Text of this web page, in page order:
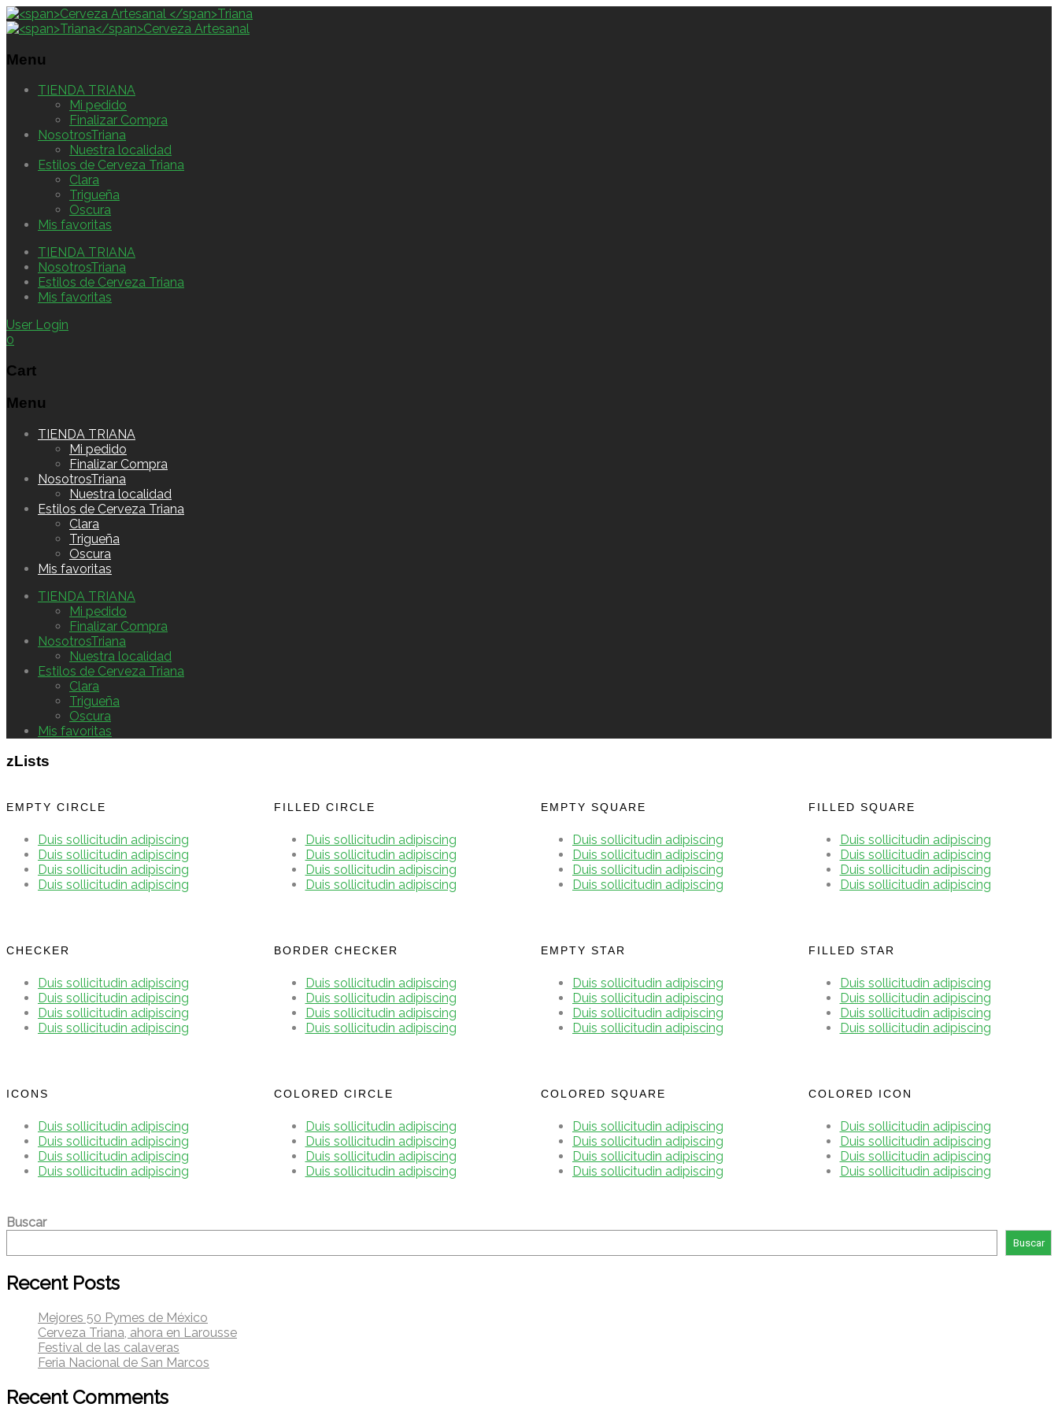
Menu
TIENDA TRIANA
Mi pedido
Finalizar Compra
NosotrosTriana
Nuestra localidad
Estilos de Cerveza Triana
Clara
Trigueña
Oscura
Mis favoritas
TIENDA TRIANA
NosotrosTriana
Estilos de Cerveza Triana
Mis favoritas
User Login
0
Cart
Menu
Skip
TIENDA TRIANA
Mi pedido
Finalizar Compra
NosotrosTriana
Nuestra localidad
Estilos de Cerveza Triana
Clara
Trigueña
Oscura
Mis favoritas
TIENDA TRIANA
Mi pedido
Finalizar Compra
NosotrosTriana
Nuestra localidad
Estilos de Cerveza Triana
Clara
Trigueña
Oscura
Mis favoritas
zLists
EMPTY CIRCLE
Duis sollicitudin adipiscing
Duis sollicitudin adipiscing
Duis sollicitudin adipiscing
Duis sollicitudin adipiscing
FILLED CIRCLE
Duis sollicitudin adipiscing
Duis sollicitudin adipiscing
Duis sollicitudin adipiscing
Duis sollicitudin adipiscing
EMPTY SQUARE
Duis sollicitudin adipiscing
Duis sollicitudin adipiscing
Duis sollicitudin adipiscing
Duis sollicitudin adipiscing
FILLED SQUARE
Duis sollicitudin adipiscing
Duis sollicitudin adipiscing
Duis sollicitudin adipiscing
Duis sollicitudin adipiscing
CHECKER
Duis sollicitudin adipiscing
Duis sollicitudin adipiscing
Duis sollicitudin adipiscing
Duis sollicitudin adipiscing
BORDER CHECKER
Duis sollicitudin adipiscing
Duis sollicitudin adipiscing
Duis sollicitudin adipiscing
Duis sollicitudin adipiscing
EMPTY STAR
Duis sollicitudin adipiscing
Duis sollicitudin adipiscing
Duis sollicitudin adipiscing
Duis sollicitudin adipiscing
FILLED STAR
Duis sollicitudin adipiscing
Duis sollicitudin adipiscing
Duis sollicitudin adipiscing
Duis sollicitudin adipiscing
ICONS
Duis sollicitudin adipiscing
Duis sollicitudin adipiscing
Duis sollicitudin adipiscing
Duis sollicitudin adipiscing
COLORED CIRCLE
Duis sollicitudin adipiscing
Duis sollicitudin adipiscing
Duis sollicitudin adipiscing
Duis sollicitudin adipiscing
COLORED SQUARE
Duis sollicitudin adipiscing
Duis sollicitudin adipiscing
Duis sollicitudin adipiscing
Duis sollicitudin adipiscing
COLORED ICON
Duis sollicitudin adipiscing
Duis sollicitudin adipiscing
Duis sollicitudin adipiscing
Duis sollicitudin adipiscing
Buscar
Buscar
Recent Posts
Mejores 50 Pymes de México
Cerveza Triana, ahora en Larousse
Festival de las calaveras
Feria Nacional de San Marcos
Recent Comments